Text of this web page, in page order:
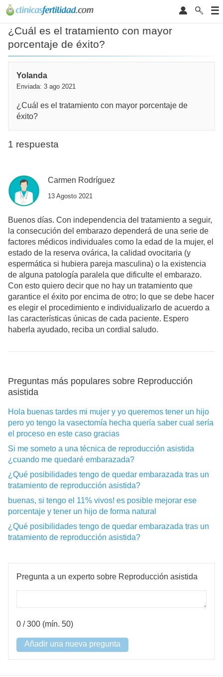
¿Cuál es el tratamiento con mayor
porcentaje de éxito?
Yolanda
Enviada: 3 ago 2021
¿Cuál es el tratamiento con mayor porcentaje de
éxito?
1 respuesta
Carmen Rodríguez
13 Agosto 2021
Buenos días. Con independencia del tratamiento a seguir,
la consecución del embarazo dependerá de una serie de
factores médicos individuales como la edad de la mujer, el
estado de la reserva ovárica, la calidad ovocitaria (y
espermática si hubiera pareja masculina) o la existencia
de alguna patología paralela que dificulte el embarazo.
Con esto quiero decir que no hay un tratamiento que
garantice el éxito por encima de otro; lo que se debe hacer
es elegir el procedimiento e individualizarlo de acuerdo a
las características únicas de cada paciente. Espero
haberla ayudado, reciba un cordial saludo.
Preguntas más populares sobre Reproducción
asistida
Hola buenas tardes mi mujer y yo queremos tener un hijo
pero yo tengo la vasectomía hecha quería saber cual sería
el proceso en este caso gracias
Si me someto a una técnica de reproducción asistida
¿cuando me quedaré embarazada?
¿Qué posibilidades tengo de quedar embarazada tras un
tratamiento de reproducción asistida?
buenas, si tengo el 11% vivos! es posible mejorar ese
porcentaje y tener un hijo de forma natural
¿Qué posibilidades tengo de quedar embarazada tras un
tratamiento de reproducción asistida?
Pregunta a un experto sobre Reproducción asistida
0 / 300 (mín. 50)
Añadir una nueva pregunta